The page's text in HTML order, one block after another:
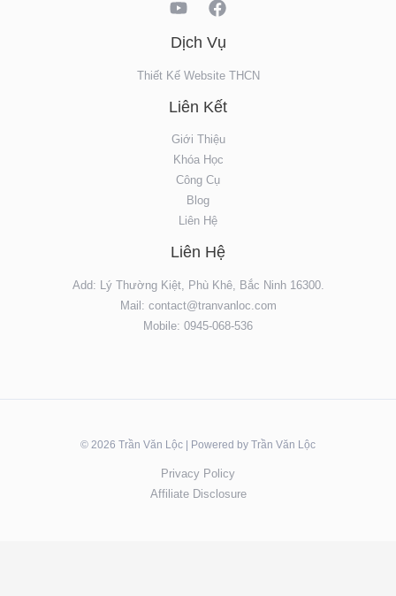
Dịch Vụ
Thiết Kế Website THCN
Liên Kết
Giới Thiệu
Khóa Học
Công Cụ
Blog
Liên Hệ
Liên Hệ
Add: Lý Thường Kiệt, Phù Khê, Bắc Ninh 16300.
Mail: contact@tranvanloc.com
Mobile: 0945-068-536
© 2026 Trần Văn Lộc | Powered by Trần Văn Lộc
Privacy Policy
Affiliate Disclosure